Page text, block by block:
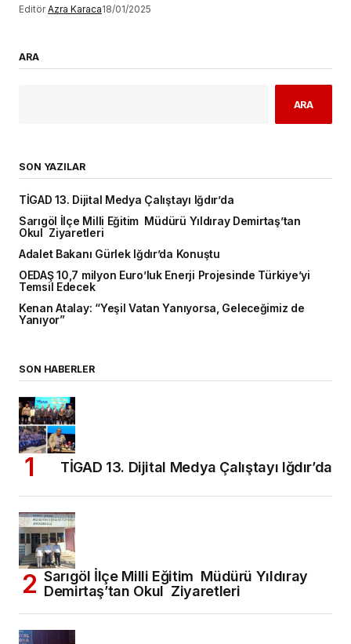
Editör Azra Karaca18/01/2025
ARA
ARA
SON YAZILAR
TİGAD 13. Dijital Medya Çalıştayı Iğdır’da
Sarıgöl İlçe Milli Eğitim Müdürü Yıldıray Demirtaş’tan
Okul Ziyaretleri
Adalet Bakanı Gürlek Iğdır’da Konuştu
OEDAŞ 10,7 milyon Euro’luk Enerji Projesinde Türkiye’yi
Temsil Edecek
Kenan Atalay: “Yeşil Vatan Yanıyorsa, Geleceğimiz de
Yanıyor”
SON HABERLER
TİGAD 13. Dijital Medya Çalıştayı Iğdır’da
Sarıgöl İlçe Milli Eğitim Müdürü Yıldıray
Demirtaş’tan Okul Ziyaretleri